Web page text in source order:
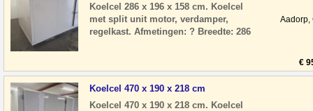
Koelcel 286 x 196 x 158 cm. Koelcel
met split unit motor, verdamper,
regelkast. Afmetingen: ? Breedte: 286
Aadorp,
€
Koelcel 470 x 190 x 218 cm
Koelcel 470 x 190 x 218 cm. Koelcel